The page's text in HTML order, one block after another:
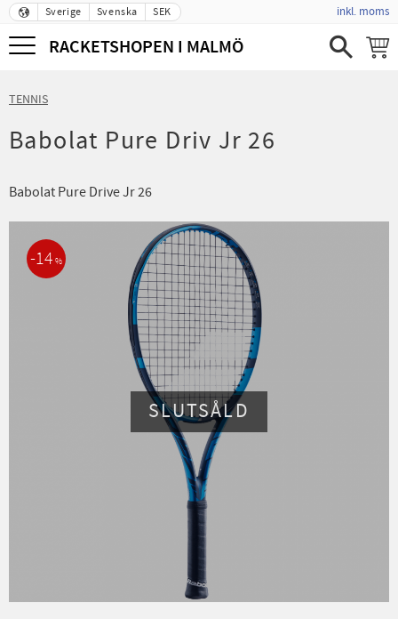
Meny
Sverige Svenska SEK inkl. moms
RACKETSHOPEN I MALMÖ
TENNIS
Babolat Pure Driv Jr 26
Babolat Pure Drive Jr 26
SLUTSÅLD
14 %